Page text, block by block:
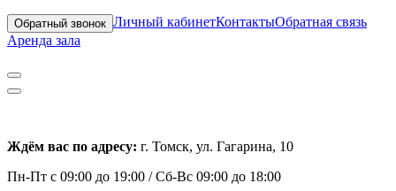
Обратный звонок Личный кабинетКонтактыОбратная связь
Аренда зала
Ждём вас по адресу: г. Томск, ул. Гагарина, 10
Пн-Пт с 09:00 до 19:00 /Сб-Вс 09:00 до 18:00